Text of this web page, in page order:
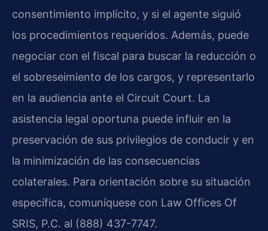
consentimiento implícito, y si el agente siguió
los procedimientos requeridos. Además, puede
negociar con el fiscal para buscar la reducción o
el sobreseimiento de los cargos, y representarlo
en la audiencia ante el Circuit Court. La
asistencia legal oportuna puede influir en la
preservación de sus privilegios de conducir y en
la minimización de las consecuencias
colaterales. Para orientación sobre su situación
específica, comuníquese con Law Offices Of
SRIS, P.C. al (888) 437-7747.